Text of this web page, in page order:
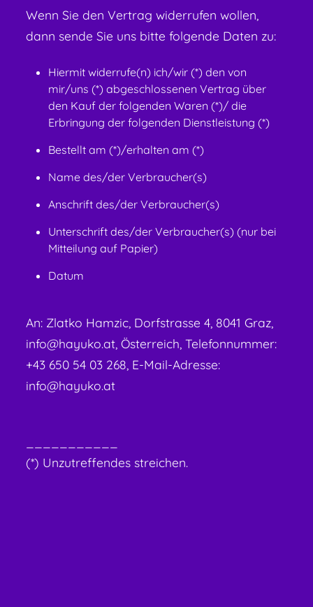
Wenn Sie den Vertrag widerrufen wollen,
dann sende Sie uns bitte folgende Daten zu:
Hiermit widerrufe(n) ich/wir (*) den von
mir/uns (*) abgeschlossenen Vertrag über
den Kauf der folgenden Waren (*)/ die
Erbringung der folgenden Dienstleistung (*)
Bestellt am (*)/erhalten am (*)
Name des/der Verbraucher(s)
Anschrift des/der Verbraucher(s)
Unterschrift des/der Verbraucher(s) (nur bei
Mitteilung auf Papier)
Datum
An: Zlatko Hamzic, Dorfstrasse 4, 8041 Graz,
info@hayuko.at, Österreich, Telefonnummer:
+43 650 54 03 268, E-Mail-Adresse:
info@hayuko.at
(*) Unzutreffendes streichen.